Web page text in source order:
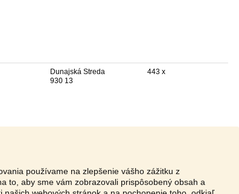
používame na zlepšenie vášho zážitku z
to, aby sme vám zobrazovali prispôsobený obsah a
Dunajská Streda
930 13
443 x